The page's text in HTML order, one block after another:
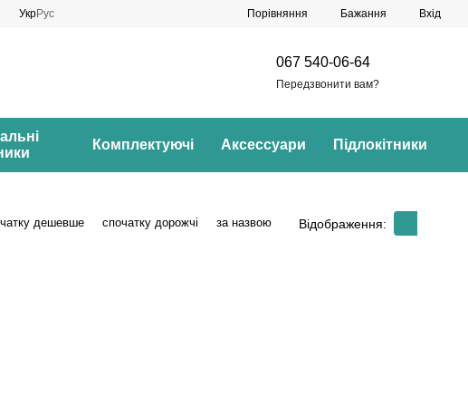
УкрРус Порівняння Бажання Вхід
067 540-06-64
Передзвонити вам?
Комплектуючі Аксессуари Підлокітники
дешевше спочатку дорожчі за назвою Відображення: